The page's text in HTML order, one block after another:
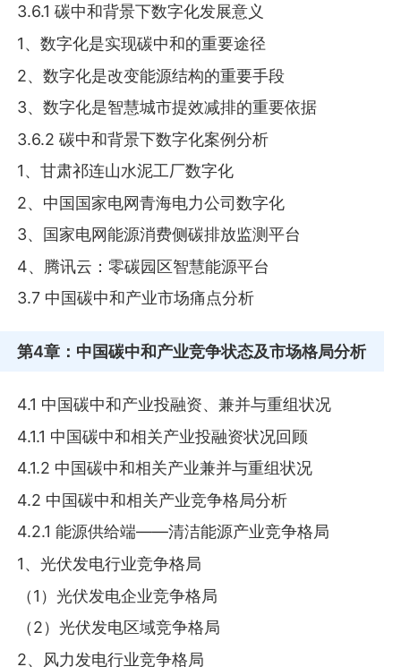
3.6.1 碳中和背景下数字化发展意义
1、数字化是实现碳中和的重要途径
2、数字化是改变能源结构的重要手段
3、数字化是智慧城市提效减排的重要依据
3.6.2 碳中和背景下数字化案例分析
1、甘肃祁连山水泥工厂数字化
2、中国国家电网青海电力公司数字化
3、国家电网能源消费侧碳排放监测平台
4、腾讯云：零碳园区智慧能源平台
3.7 中国碳中和产业市场痛点分析
第4章 ：中国碳中和产业竞争状态及市场格局分析
4.1 中国碳中和产业投融资、兼并与重组状况
4.1.1 中国碳中和相关产业投融资状况回顾
4.1.2 中国碳中和相关产业兼并与重组状况
4.2 中国碳中和相关产业竞争格局分析
4.2.1 能源供给端——清洁能源产业竞争格局
1、光伏发电行业竞争格局
（1）光伏发电企业竞争格局
（2）光伏发电区域竞争格局
2、风力发电行业竞争格局